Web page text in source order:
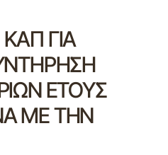
ΓΙΑ
ΕΤΟΥΣ
ΜΕ ΤΗΝ